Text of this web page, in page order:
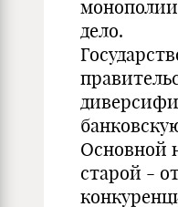
дело.
Основной
старой -